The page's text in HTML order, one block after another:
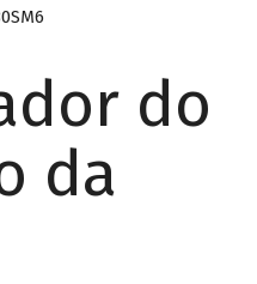
do
da